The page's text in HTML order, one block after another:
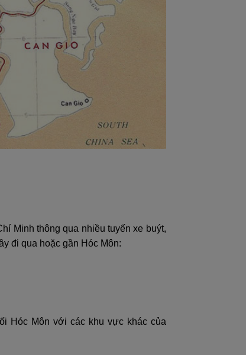
Minh thông qua nhiều tuyến xe buýt,
đi qua hoặc gần Hóc Môn:
Hóc Môn với các khu vực khác của